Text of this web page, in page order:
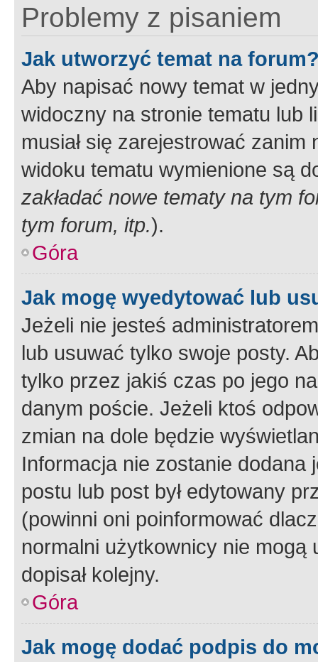
Problemy z pisaniem
Jak utworzyć temat na
Aby napisać nowy temat w
widoczny na stronie tematu lub
musiał się zarejestrować
widoku tematu wymienione są
zakładać nowe tematy na tym
tym forum, itp.).
Góra
Jak mogę wyedytować lub
Jeżeli nie jesteś
lub usuwać tylko swoje posty.
tylko przez jakiś czas po jego
danym poście. Jeżeli ktoś
zmian na dole będzie
Informacja nie zostanie dodana
postu lub post był edytowany
(powinni oni poinformować
normalni użytkownicy nie
dopisał kolejny.
Góra
Jak mogę dodać podpis do